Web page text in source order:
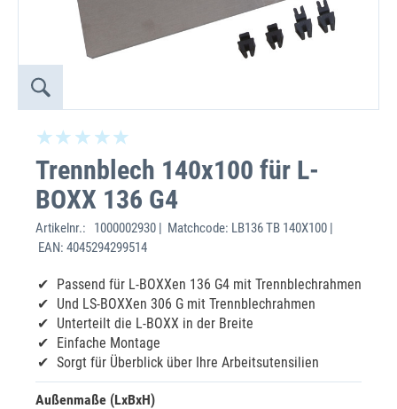
Trennblech 140x100 für L-
BOXX 136 G4
Artikelnr.:
1000002930 | Matchcode: LB136 TB 140X100 |
EAN: 4045294299514
Passend für L-BOXXen 136 G4 mit Trennblechrahmen
Und LS-BOXXen 306 G mit Trennblechrahmen
Unterteilt die L-BOXX in der Breite
Einfache Montage
Sorgt für Überblick über Ihre Arbeitsutensilien
Außenmaße (LxBxH)